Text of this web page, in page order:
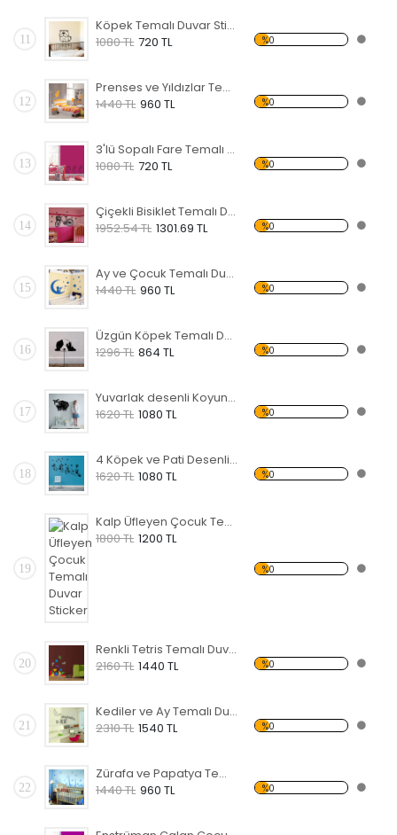
11
Köpek Temalı Duvar Sticker
1080 TL 720 TL %0
12
Prenses ve Yıldızlar Temalı Duvar Sticker
1440 TL 960 TL %0
13
3'lü Sopalı Fare Temalı Duvar Sticker
1080 TL 720 TL %0
14
Çiçekli Bisiklet Temalı Duvar Sticker
1952.54 TL 1301.69 TL %0
15
Ay ve Çocuk Temalı Duvar Sticker
1440 TL 960 TL %0
16
Üzgün Köpek Temalı Duvar Sticker
1296 TL 864 TL %0
17
Yuvarlak desenli Koyun Temalı Duvar Sticker
1620 TL 1080 TL %0
18
4 Köpek ve Pati Desenli Temalı Duvar Sticker
1620 TL 1080 TL %0
19
Kalp Üfleyen Çocuk Temalı Duvar Sticker
1800 TL 1200 TL
%0
20
Renkli Tetris Temalı Duvar Sticker
2160 TL 1440 TL %0
21
Kediler ve Ay Temalı Duvar Sticker
2310 TL 1540 TL %0
22
Zürafa ve Papatya Temalı Duvar Sticker
1440 TL 960 TL %0